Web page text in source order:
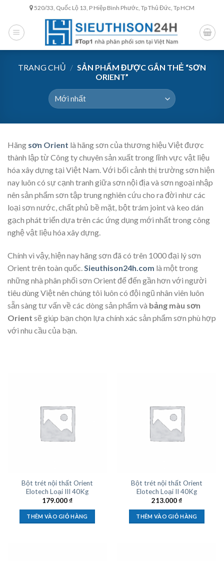
content
520/33, Quốc Lộ 13, P Hiệp Bình Phước, Tp Thủ Đức, Tp HCM
TRANG CHỦ / SẢN PHẨM ĐƯỢC GẮN THẺ “SƠN
ORIENT”
Hãng sơn Orient là hãng sơn của thương hiệu Việt được
thành lập từ Công ty chuyên sản xuất trong lĩnh vực vật liệu
hóa xây dựng tại Việt Nam. Với bối cảnh thị trường sơn hiện
nay luôn có sự cạnh tranh giữa sơn nội địa và sơn ngoại nhập
nên sản phẩm sơn tập trung nghiên cứu cho ra đời như các
loại sơn nước, chất phủ bề mặt, bột trám joint và keo dán
gạch phát triển dựa trên các ứng dụng mới nhất trong công
nghệ vật liệu hóa xây dựng.
Chính vì vậy, hiện nay hãng sơn đã có trên 1000 đại lý sơn
Orient trên toàn quốc. Sieuthison24h.com là một trong
những nhà phân phối sơn Orient để đến gần hơn với người
tiêu dùng Việt nên chúng tôi luôn có đội ngũ nhân viên luôn
sẵn sàng tư vấn về các dòng sản phẩm và bảng màu sơn
Orient sẽ giúp bạn chọn lựa chính xác sản phẩm sơn phù hợp
với nhu cầu của bạn.
Bột trét nội thất Orient
Elotech Loại III 40Kg
179.000₫
THÊM VÀO GIỎ HÀNG
Bột trét nội thất Orient
Elotech Loại II 40Kg
213.000₫
THÊM VÀO GIỎ HÀNG